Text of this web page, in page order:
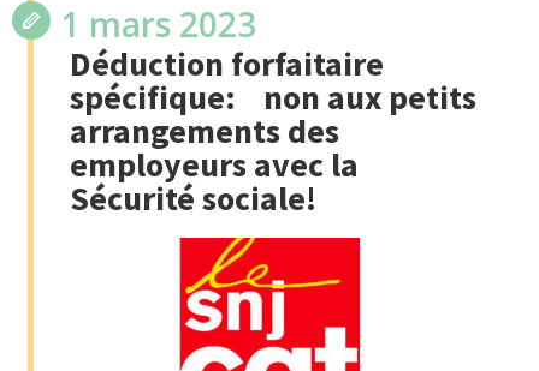
1 mars 2023
Déduction forfaitaire
spécifique: non aux petits
arrangements des
employeurs avec la
Sécurité sociale!